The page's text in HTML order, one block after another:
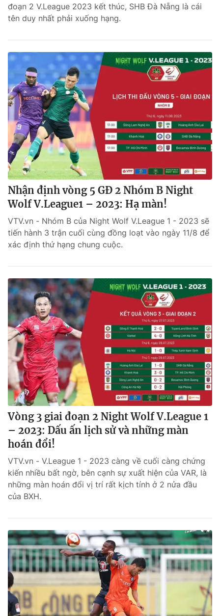
đoạn 2 V.League 2023 kết thúc, SHB Đà Nẵng là cái
tên duy nhất phải xuống hạng.
Nhận định vòng 5 GĐ 2 Nhóm B Night
Wolf V.League1 – 2023: Hạ màn!
VTV.vn - Nhóm B của Night Wolf V.League 1 - 2023 sẽ
tiến hành 3 trận cuối cùng đồng loạt vào ngày 11/8 để
xác định thứ hạng chung cuộc.
Vòng 3 giai đoạn 2 Night Wolf V.League 1
– 2023: Dấu ấn lịch sử và những màn
hoán đổi!
VTV.vn - V.League 1 - 2023 càng về cuối càng chứng
kiến nhiều bất ngờ, bên cạnh sự xuất hiện của VAR, là
những màn hoán đổi vị trí rất kịch tính ở 2 nửa đầu
của BXH.